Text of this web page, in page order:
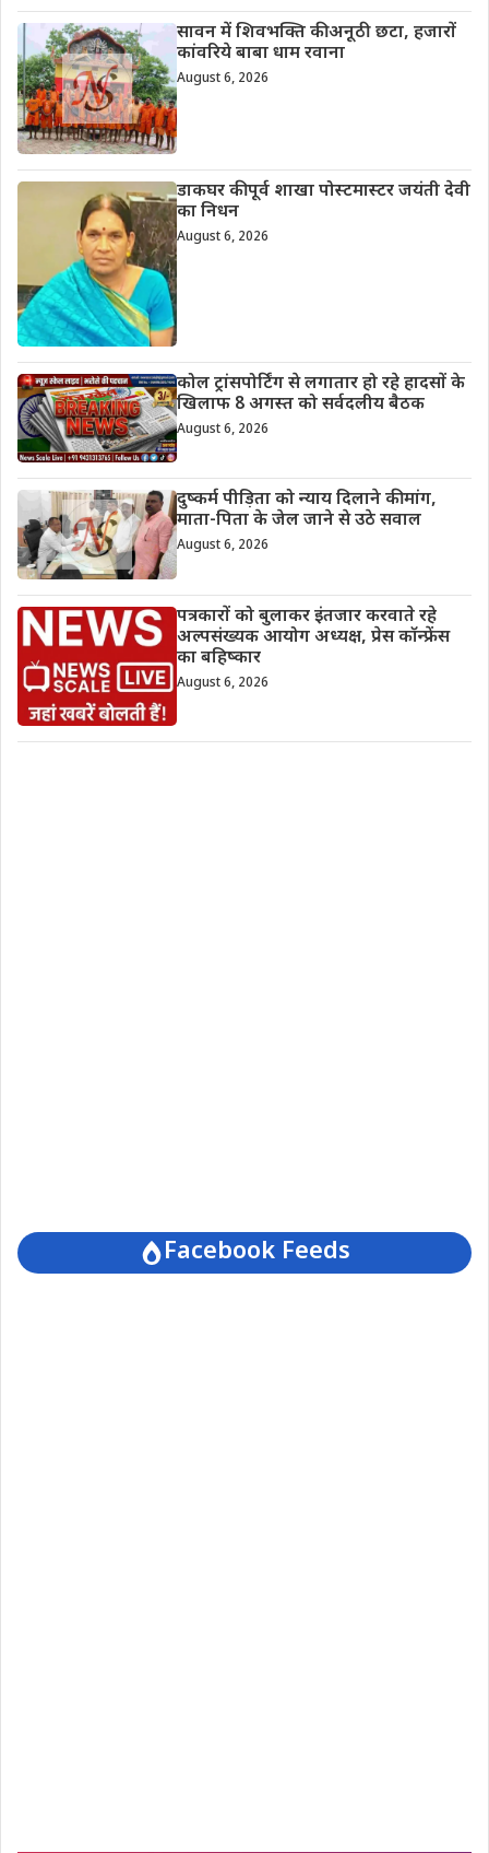
सावन में शिवभक्ति की अनूठी छटा, हजारों
कांवरिये बाबा धाम रवाना
August 6, 2026
डाकघर की पूर्व शाखा पोस्टमास्टर जयंती देवी
का निधन
August 6, 2026
कोल ट्रांसपोर्टिंग से लगातार हो रहे हादसों के
खिलाफ 8 अगस्त को सर्वदलीय बैठक
August 6, 2026
दुष्कर्म पीड़िता को न्याय दिलाने की मांग,
माता-पिता के जेल जाने से उठे सवाल
August 6, 2026
पत्रकारों को बुलाकर इंतजार करवाते रहे
अल्पसंख्यक आयोग अध्यक्ष, प्रेस कॉन्फ्रेंस
का बहिष्कार
August 6, 2026
Facebook Feeds